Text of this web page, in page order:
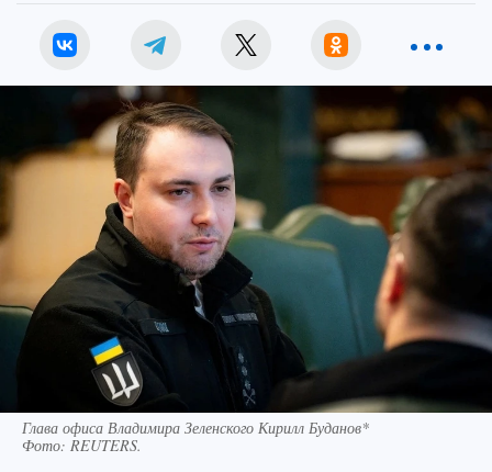
Глава офиса Владимира Зеленского Кирилл Буданов*
Фото: REUTERS.